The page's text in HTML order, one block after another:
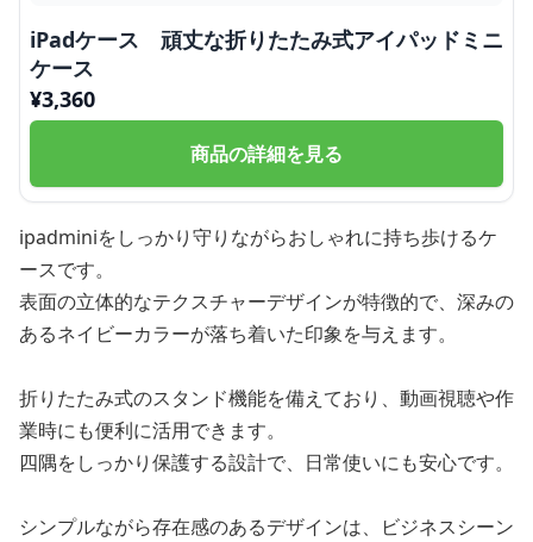
iPadケース 頑丈な折りたたみ式アイパッドミニ
ケース
¥3,360
商品の詳細を見る
ipadminiをしっかり守りながらおしゃれに持ち歩けるケ
ースです。
表面の立体的なテクスチャーデザインが特徴的で、深みの
あるネイビーカラーが落ち着いた印象を与えます。
折りたたみ式のスタンド機能を備えており、動画視聴や作
業時にも便利に活用できます。
四隅をしっかり保護する設計で、日常使いにも安心です。
シンプルながら存在感のあるデザインは、ビジネスシーン